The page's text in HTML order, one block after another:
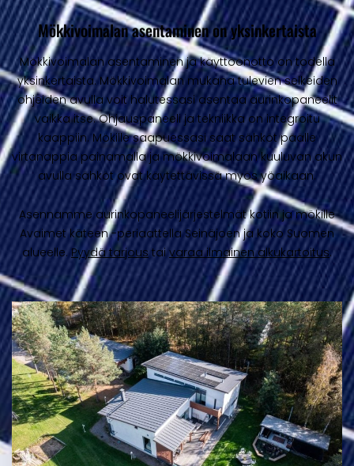
Mökkivoimalan asentaminen on yksinkertaista
Mökkivoimalan asentaminen ja käyttöönotto on todella
yksinkertaista. Mökkivoimalan mukana tulevien selkeiden
ohjeiden avulla voit halutessasi asentaa aurinkopaneelit
vaikka itse. Ohjauspaneeli ja tekniikka on integroitu
kaappiin. Mökille saapuessasi saat sähköt päälle
virtanappia painamalla ja mökkivoimalaan kuuluvan akun
avulla sähköt ovat käytettävissä myös yöaikaan.
Asennamme aurinkopaneelijärjestelmät kotiin ja mökille
Avaimet käteen -periaattella Seinäjoen ja koko Suomen
alueelle.Pyydä tarjoustaivaraa ilmainen alkukartoitus.